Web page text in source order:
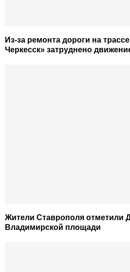
Из-за ремонта дороги на
Черкесск» затруднено
Жители Ставрополя отметили
Владимирской площади